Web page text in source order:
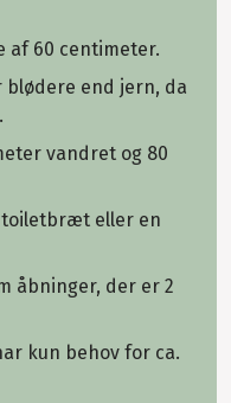
af 60 centimeter.
blødere end jern, da
vandret og 80
toiletbræt eller en
åbninger, der er 2
kun behov for ca.